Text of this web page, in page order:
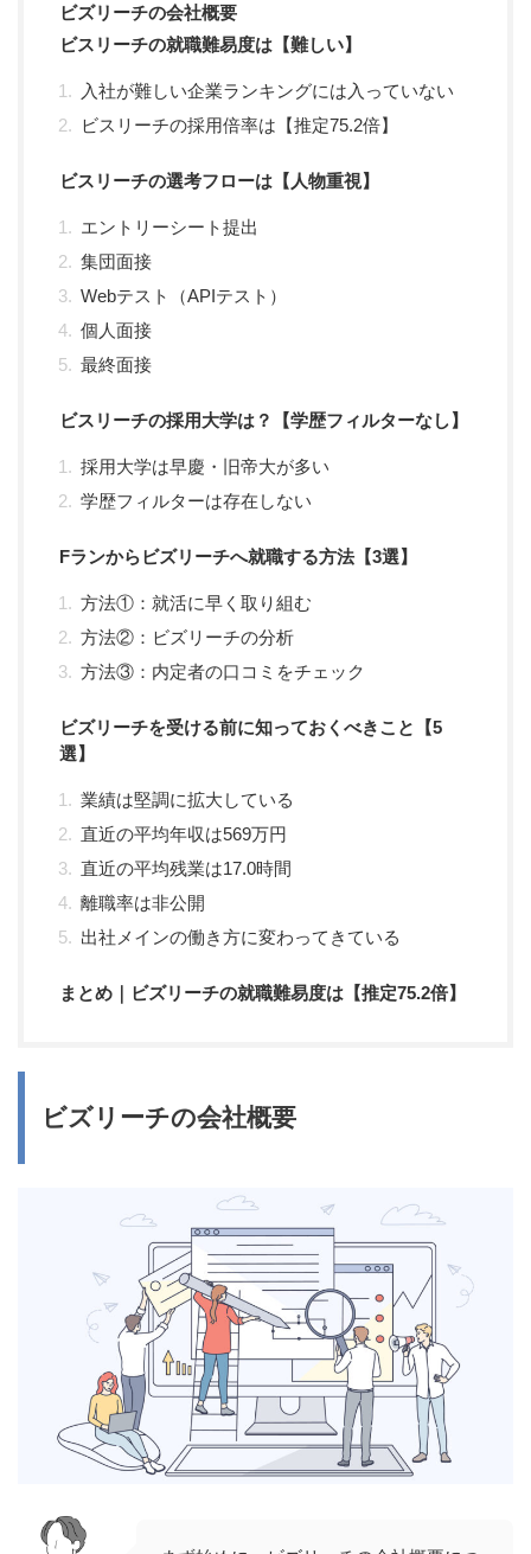
ビズリーチの会社概要
ビスリーチの就職難易度は【難しい】
入社が難しい企業ランキングには入っていない
ビスリーチの採用倍率は【推定75.2倍】
ビスリーチの選考フローは【人物重視】
エントリーシート提出
集団面接
Webテスト（APIテスト）
個人面接
最終面接
ビスリーチの採用大学は？【学歴フィルターなし】
採用大学は早慶・旧帝大が多い
学歴フィルターは存在しない
Fランからビズリーチへ就職する方法【3選】
方法①：就活に早く取り組む
方法②：ビズリーチの分析
方法③：内定者の口コミをチェック
ビズリーチを受ける前に知っておくべきこと【5
選】
業績は堅調に拡大している
直近の平均年収は569万円
直近の平均残業は17.0時間
離職率は非公開
出社メインの働き方に変わってきている
まとめ｜ビズリーチの就職難易度は【推定75.2倍】
ビズリーチの会社概要